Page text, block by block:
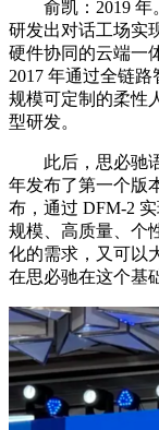
俞凯：2019 年
研发出对话工场实
硬件协同的云端一
2017 年通过全链
规模可定制的柔性
型研发。
此后，思必驰语
年发布了第一个版
布，通过 DFM-2
规模、高质量、个
化的需求，又可以
在思必驰在这个基